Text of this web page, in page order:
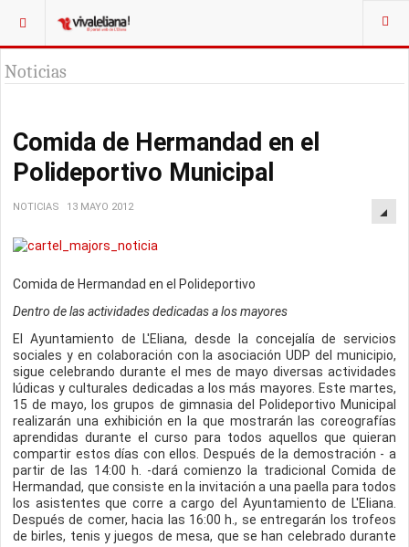
Noticias
Comida de Hermandad en el
Polideportivo Municipal
NOTICIAS 13 MAYO 2012
Comida de Hermandad en el Polideportivo
Dentro de las actividades dedicadas a los mayores
El Ayuntamiento de L'Eliana, desde la concejalía de servicios
sociales y en colaboración con la asociación UDP del municipio,
sigue celebrando durante el mes de mayo diversas actividades
lúdicas y culturales dedicadas a los más mayores. Este martes,
15 de mayo, los grupos de gimnasia del Polideportivo Municipal
realizarán una exhibición en la que mostrarán las coreografías
aprendidas durante el curso para todos aquellos que quieran
compartir estos días con ellos. Después de la demostración - a
partir de las 14:00 h. -dará comienzo la tradicional Comida de
Hermandad, que consiste en la invitación a una paella para todos
los asistentes que corre a cargo del Ayuntamiento de L'Eliana.
Después de comer, hacia las 16:00 h., se entregarán los trofeos
de birles, tenis y juegos de mesa, que se han celebrado durante